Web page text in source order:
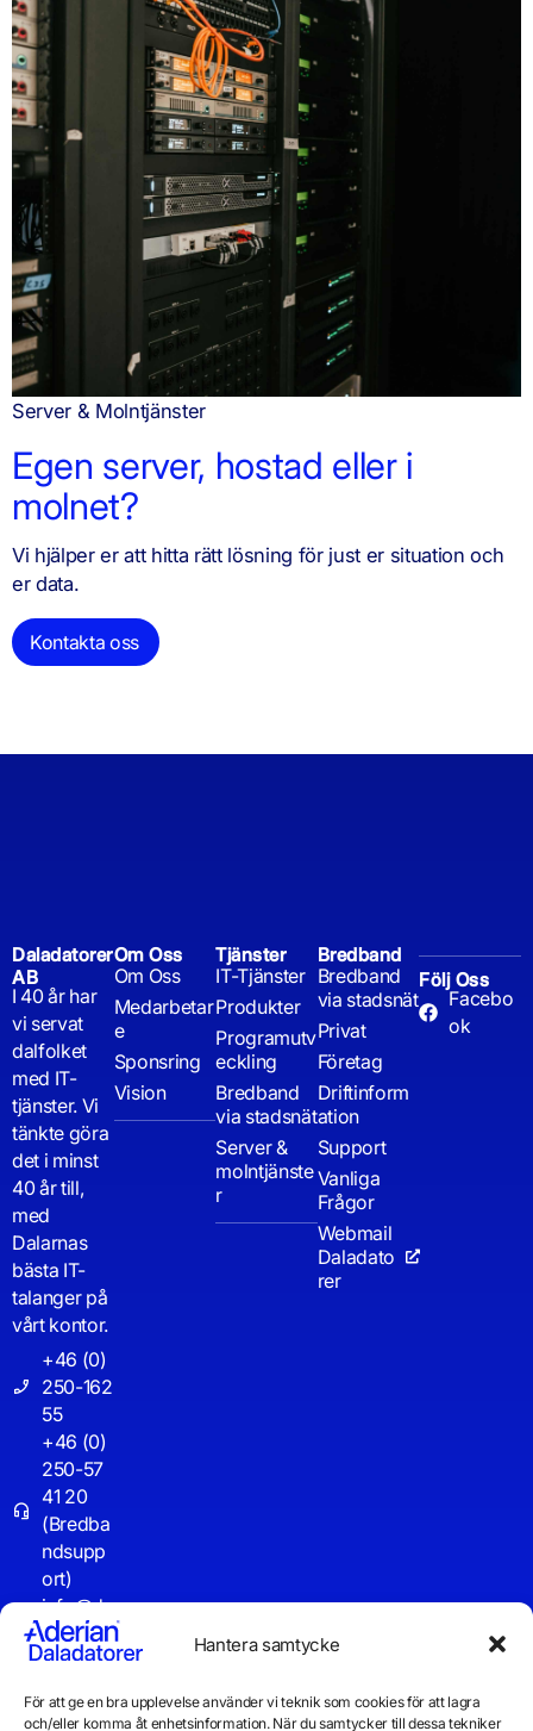
Hantera samtycke
För att ge en bra upplevelse använder vi teknik som cookies för att lagra
och/eller komma åt enhetsinformation. När du samtycker till dessa tekniker
Server & Molntjänster
Egen server, hostad eller i
molnet?
Vi hjälper er att hitta rätt lösning för just er situation och
er data.
Kontakta oss
Daladatorer
AB
I 40 år har
vi servat
dalfolket
med IT-
tjänster. Vi
tänkte göra
det i minst
40 år till,
med
Dalarnas
bästa IT-
talanger på
vårt kontor.
+46 (0)
250-162
55
+46 (0)
250-57
41 20
(Bredba
ndsupp
ort)
info@d
aladator
er.se
Driftinf
Om Oss
Om Oss
Medarbetar
e
Sponsring
Vision
Tjänster
IT-Tjänster
Produkter
Programutv
eckling
Bredband
via stadsnät
Server &
molntjänste
r
Bredband
Bredband
via stadsnät
Privat
Företag
Driftinform
ation
Support
Vanliga
Frågor
Webmail
Daladato
rer
Följ Oss
Facebo
ok